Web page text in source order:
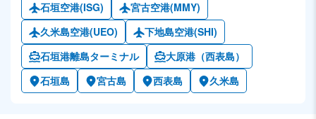
石垣空港(ISG)
宮古空港(MMY)
久米島空港(UEO)
下地島空港(SHI)
石垣港離島ターミナル
大原港（西表島）
石垣島
宮古島 西表島 久米島